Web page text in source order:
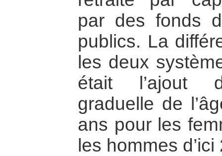
par des fonds
publics. La
les deux
était l’ajout
graduelle de
ans pour les
les hommes